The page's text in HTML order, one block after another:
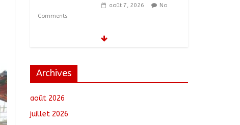
août 7, 2026
No
Comments
Moyen-Chari :
août 7, 2026
Archives
août 2026
juillet 2026